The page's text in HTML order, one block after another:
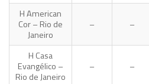
H American
Cor – Rio de
Janeiro
– –
H Casa
Evangélico –
Rio de Janeiro
– –